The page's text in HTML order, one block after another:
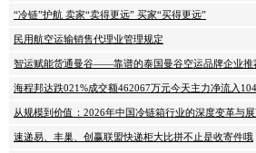
“冷链”护航 卖家“卖得更远” 买家“买得更远”
民用航空运输销售代理业管理规定
智运赋能货通曼谷——靠谱的泰国曼谷空运品牌企业推
海程邦达跌021%成交额462067万元今天主力净流入
从规模到价值：2026年中国冷链箱行业的深度变革与展
速递易、丰巢、创赢联盟快递柜大比拼不止是收寄件哦